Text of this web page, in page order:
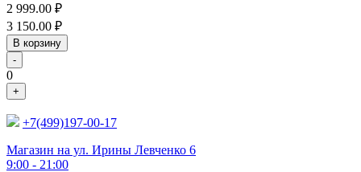
2 999.00 ₽
3 150.00 ₽
В корзину
-
0
+
+7(499)197-00-17
Магазин на ул. Ирины Левченко 6
9:00 - 21:00